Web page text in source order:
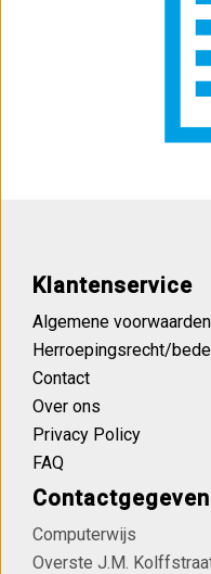
Klantenservice
Algemene voorwaarden
Herroepingsrecht/
Contact
Over ons
Privacy Policy
FAQ
Computerwijs
Overste J.M.